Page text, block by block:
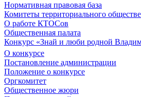
Нормативная правовая база
Комитеты территориального
О работе КТОСов
Общественная палата
Конкурс «Знай и люби родной
О конкурсе
Постановление администрации
Положение о конкурсе
Оргкомитет
Общественное жюри